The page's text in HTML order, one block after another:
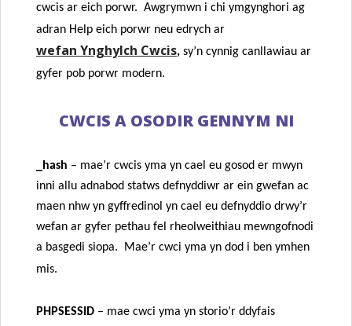
cwcis ar eich porwr. Awgrymwn i chi ymgynghori ag
adran Help eich porwr neu edrych ar
wefan Ynghylch Cwcis, sy’n cynnig canllawiau ar
gyfer pob porwr modern.
CWCIS A OSODIR GENNYM NI
_hash – mae’r cwcis yma yn cael eu gosod er mwyn
inni allu adnabod statws defnyddiwr ar ein gwefan ac
maen nhw yn gyffredinol yn cael eu defnyddio drwy’r
wefan ar gyfer pethau fel rheolweithiau mewngofnodi
a basgedi siopa. Mae’r cwci yma yn dod i ben ymhen
mis.
PHPSESSID – mae cwci yma yn storio’r ddyfais